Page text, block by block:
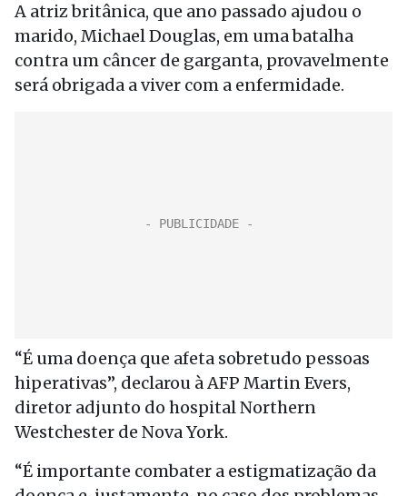
A atriz britânica, que ano passado ajudou o
marido, Michael Douglas, em uma batalha
contra um câncer de garganta, provavelmente
será obrigada a viver com a enfermidade.
“É uma doença que afeta sobretudo pessoas
hiperativas”, declarou à AFP Martin Evers,
diretor adjunto do hospital Northern
Westchester de Nova York.
“É importante combater a estigmatização da